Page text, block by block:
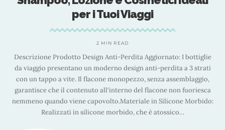
per i Tuoi Viaggi
2 MIN READ
Descrizione Prodotto Design Anti-Perdita Aggiornato: I bottiglie
da viaggio presentano un moderno design anti-perdita a 3 strati
con un tappo a vite. Il flacone monopezzo, senza assemblaggio,
garantisce che il contenuto all'interno del flacone non fuoriesca
nemmeno quando viene capovolto.Materiale in Silicone Morbido:
Realizzati in silicone morbido, che è atossico…